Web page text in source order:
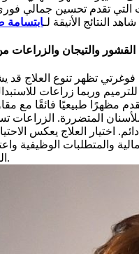
التي تقدم تحسين جمالي
شاهد النتائج الأنيقة لـابتسامة
القشور والتيجان والزراعات
تظهر تنوع العلاج قد
للترميم وربما زراعات
مظهرًا طبيعيًا فائقًا مع
المتضررة. الزراعات
اختيار العلاج يعكس
والمتطلبات الوظيفية
المسيرة على مدى عقود.